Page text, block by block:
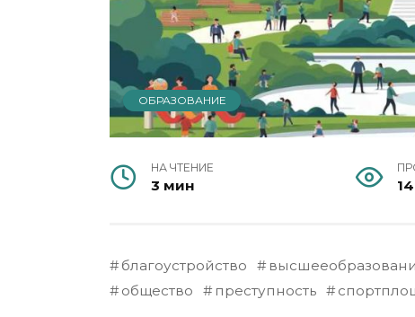
ОБРАЗОВАНИЕ
НА ЧТЕНИЕ
3 мин
благоустройство
общество
преступность